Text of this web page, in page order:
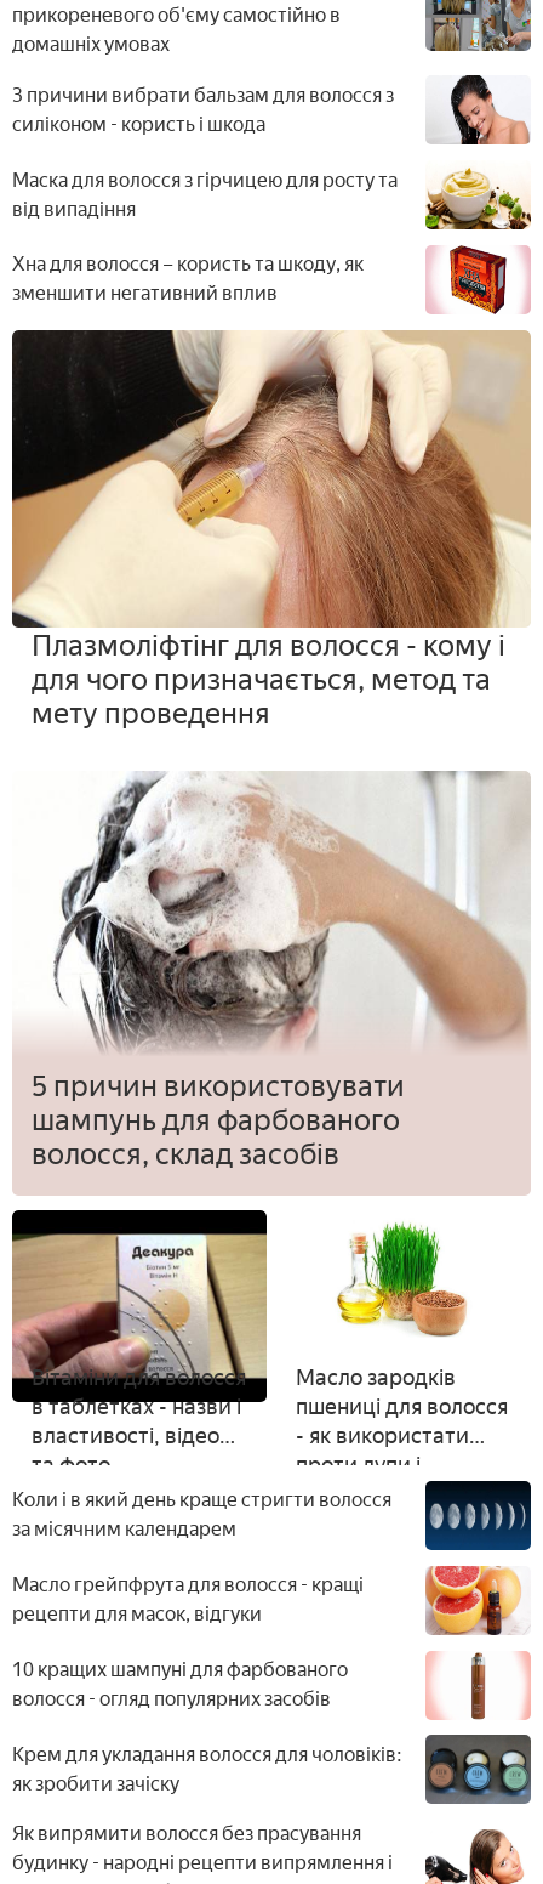
прикореневого об'єму самостійно в
домашніх умовах
3 причини вибрати бальзам для волосся з
силіконом - користь і шкода
Маска для волосся з гірчицею для росту та
від випадіння
Хна для волосся – користь та шкоду, як
зменшити негативний вплив
Плазмоліфтінг для волосся - кому і
для чого призначається, метод та
мету проведення
5 причин використовувати
шампунь для фарбованого
волосся, склад засобів
Вітаміни для волосся
в таблетках - назви і
властивості, відео
та фото
Масло зародків
пшениці для волосся
- як використати
проти лупи і
посічених кінчиків
Коли і в який день краще стригти волосся
за місячним календарем
Масло грейпфрута для волосся - кращі
рецепти для масок, відгуки
10 кращих шампуні для фарбованого
волосся - огляд популярних засобів
Крем для укладання волосся для чоловіків:
як зробити зачіску
Як випрямити волосся без прасування
будинку - народні рецепти випрямлення і